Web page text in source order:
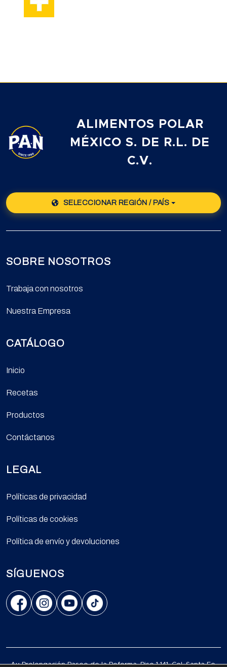
ALIMENTOS POLAR
MÉXICO S. DE R.L. DE
C.V.
SELECCIONAR REGIÓN / PAÍS
SOBRE NOSOTROS
Trabaja con nosotros
Nuestra Empresa
CATÁLOGO
Inicio
Recetas
Productos
Contáctanos
LEGAL
Políticas de privacidad
Políticas de cookies
Política de envío y devoluciones
SÍGUENOS
Av. Prolongación Paseo de la Reforma, Piso 1 141, Col. Santa Fe,